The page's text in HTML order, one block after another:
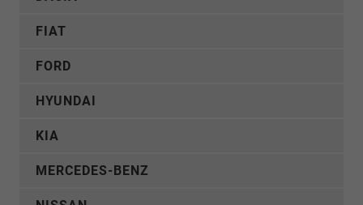
FIAT
FORD
HYUNDAI
KIA
MERCEDES-BENZ